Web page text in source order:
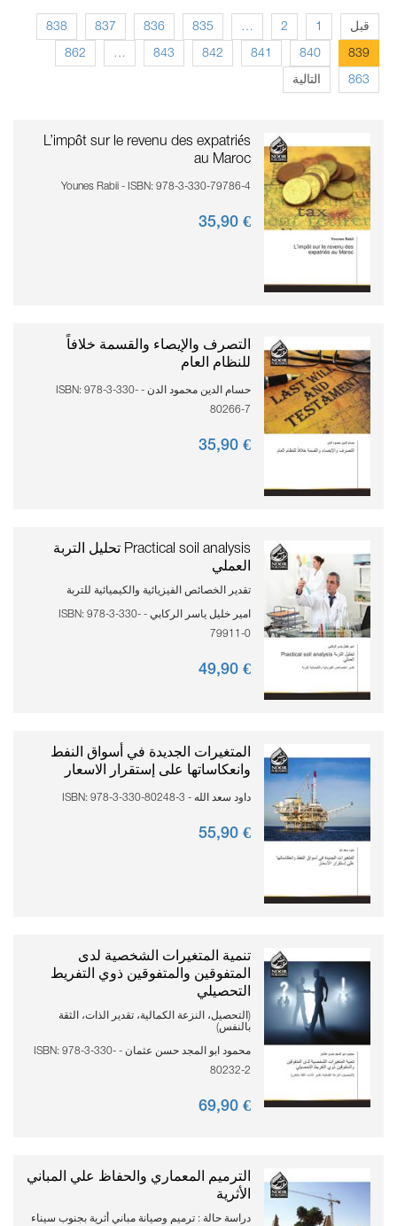
قبل 1
2
…
835
836
837
838
839
840
841
842
843
…
862
863 التالية
L’impôt sur le revenu des expatriés
au Maroc
Younes Rabii - ISBN: 978-3-330-79786-4
€ 35,
90
التصرف والإيصاء والقسمة خلافاً
للنظام العام
حسام الدين محمود الدن - ISBN: 978-3-330-
80266-7
€ 35,
90
Practical soil analysis تحليل التربة
العملي
تقدير الخصائص الفيزيائية والكيميائية للتربة
امير خليل ياسر الركابي - ISBN: 978-3-330-
79911-0
€ 49,
90
المتغيرات الجديدة في أسواق النفط
وانعكاساتها على إستقرار الاسعار
داود سعد الله - ISBN: 978-3-330-80248-3
€ 55,
90
تنمية المتغيرات الشخصية لدى
المتفوقين والمتفوقين ذوي التفريط
التحصيلي
(التحصيل، النزعة الكمالية، تقدير الذات، الثقة
بالنفس)
محمود ابو المجد حسن عثمان - ISBN: 978-3-330-
80232-2
€ 69,
90
الترميم المعماري والحفاظ علي المباني
الأثرية
دراسة حالة : ترميم وصيانة مباني أثرية بجنوب سيناء